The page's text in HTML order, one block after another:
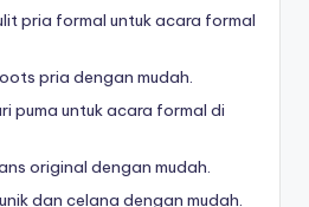
pria formal untuk acara formal
pria dengan mudah.
puma untuk acara formal di
original dengan mudah.
dan celana dengan mudah.